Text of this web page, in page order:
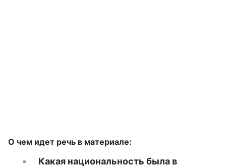
О чем идет речь в материале:
Какая национальность была в